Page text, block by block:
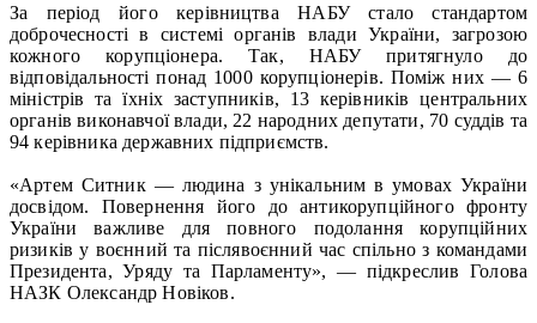
За період його керівництва НАБУ стало стандартом
доброчесності в системі органів влади України, загрозою
кожного корупціонера. Так, НАБУ притягнуло до
відповідальності понад 1000 корупціонерів. Поміж них — 6
міністрів та їхніх заступників, 13 керівників центральних
органів виконавчої влади, 22 народних депутати, 70 суддів та
94 керівника державних підприємств.
«Артем Ситник — людина з унікальним в умовах України
досвідом. Повернення його до антикорупційного фронту
України важливе для повного подолання корупційних
ризиків у воєнний та післявоєнний час спільно з командами
Президента, Уряду та Парламенту», — підкреслив Голова
НАЗК Олександр Новіков.